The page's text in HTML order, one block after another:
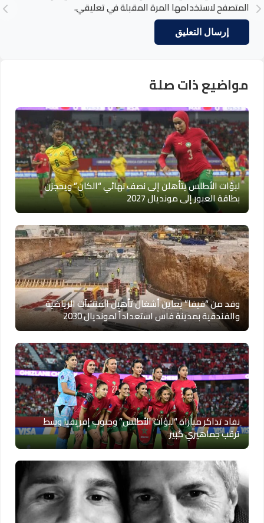
المتصفح لاستخدامها المرة المقبلة في تعليقي.
مواضيع ذات صلة
لبؤات الأطلس يتأهلن إلى نصف نهائي “الكان” ويحجزن
بطاقة العبور إلى مونديال 2027
وفد من “فيفا” يعاين أشغال تأهيل المنشآت الرياضية
والفندقية بمدينة فاس استعداداً لمونديال 2030
نفاد تذاكر مباراة “لبؤات الأطلس” وجنوب إفريقيا وسط
ترقب جماهيري كبير